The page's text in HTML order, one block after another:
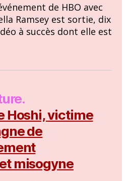
de HBO avec
Ramsey est sortie, dix
à succès dont elle est
Hoshi, victime
de
misogyne